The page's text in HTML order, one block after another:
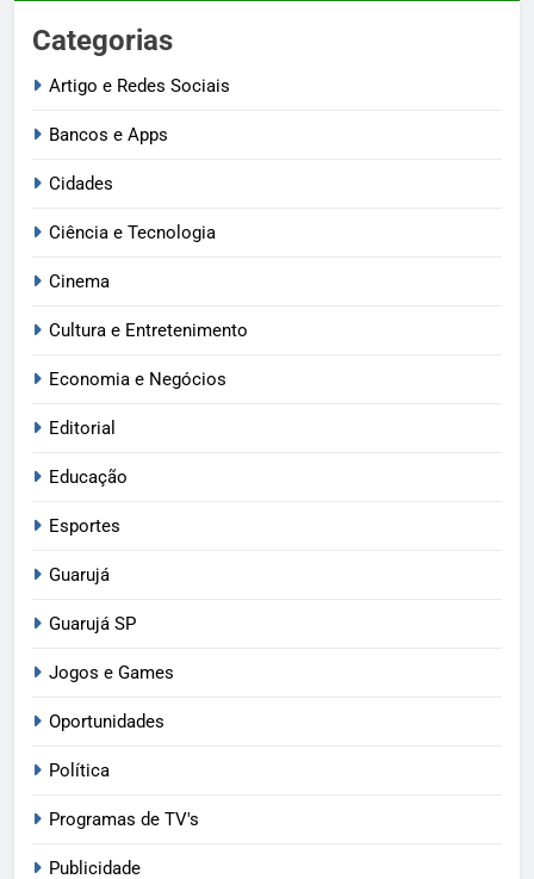
Categorias
Artigo e Redes Sociais
Bancos e Apps
Cidades
Ciência e Tecnologia
Cinema
Cultura e Entretenimento
Economia e Negócios
Editorial
Educação
Esportes
Guarujá
Guarujá SP
Jogos e Games
Oportunidades
Política
Programas de TV's
Publicidade